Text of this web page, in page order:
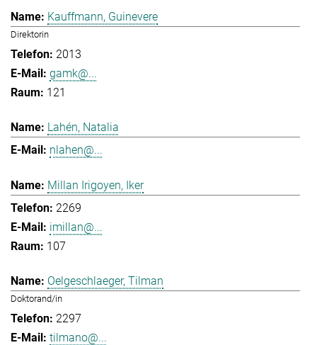
Kauffmann, Guinevere
Direktorin
2013
gamk@...
121
Lahén, Natalia
nlahen@...
Millan Irigoyen, Iker
2269
imillan@...
107
Oelgeschlaeger, Tilman
Doktorand/in
2297
tilmano@...